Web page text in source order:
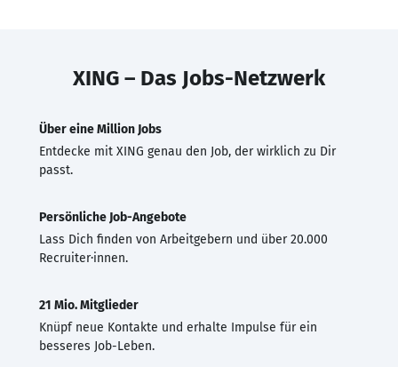
XING – Das Jobs-Netzwerk
Über eine Million Jobs
Entdecke mit XING genau den Job, der wirklich zu Dir
passt.
Persönliche Job-Angebote
Lass Dich finden von Arbeitgebern und über 20.000
Recruiter·innen.
21 Mio. Mitglieder
Knüpf neue Kontakte und erhalte Impulse für ein
besseres Job-Leben.